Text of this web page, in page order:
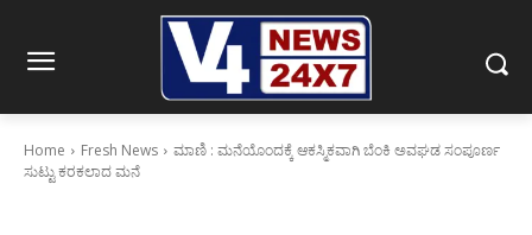
Home Fresh News
ಮಾಣಿ : ಮನೆಯೊಂದಕ್ಕೆ ಆಕಸ್ಮಿಕವಾಗಿ ಬೆಂಕಿ ಅವಘಡ ಸಂಪೂರ್ಣ
ಸುಟ್ಟು ಕರಕಲಾದ ಮನೆ